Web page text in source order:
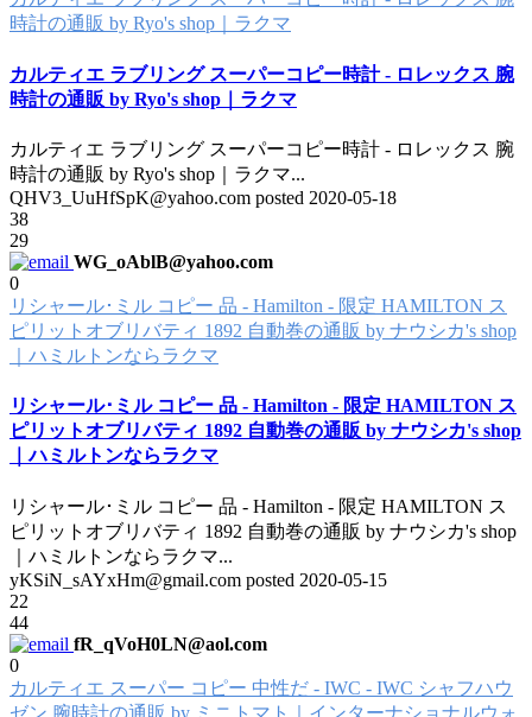
時計の通販 by Ryo's shop｜ラクマ
カルティエ ラブリング スーパーコピー時計 - ロレックス 腕
時計の通販 by Ryo's shop｜ラクマ
カルティエ ラブリング スーパーコピー時計 - ロレックス 腕
時計の通販 by Ryo's shop｜ラクマ...
QHV3_UuHfSpK@yahoo.com posted 2020-05-18
38
29
WG_oAblB@yahoo.com
0
リシャール･ミル コピー 品 - Hamilton - 限定 HAMILTON ス
ピリットオブリバティ 1892 自動巻の通販 by ナウシカ's shop
｜ハミルトンならラクマ
リシャール･ミル コピー 品 - Hamilton - 限定 HAMILTON ス
ピリットオブリバティ 1892 自動巻の通販 by ナウシカ's shop
｜ハミルトンならラクマ
リシャール･ミル コピー 品 - Hamilton - 限定 HAMILTON ス
ピリットオブリバティ 1892 自動巻の通販 by ナウシカ's shop
｜ハミルトンならラクマ...
yKSiN_sAYxHm@gmail.com posted 2020-05-15
22
44
fR_qVoH0LN@aol.com
0
カルティエ スーパー コピー 中性だ - IWC - IWC シャフハウ
ゼン 腕時計の通販 by ミニトマト｜インターナショナルウォ